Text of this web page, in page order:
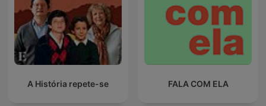
A História repete-se FALA COM ELA